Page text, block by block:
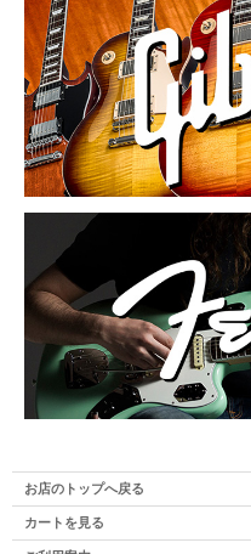
お店のトップへ戻る
カートを見る